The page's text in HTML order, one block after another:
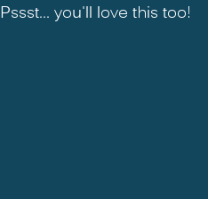
Pssst... you'll love this too!